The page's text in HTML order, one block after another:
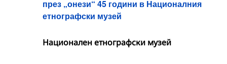
през „онези“ 45 години в Националния
етнографски музей
Национален етнографски музей